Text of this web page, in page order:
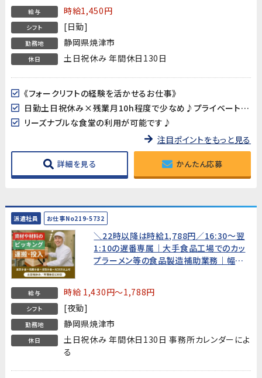
給与 時給1,450円
シフト [日勤]
勤務地 静岡県焼津市
休日 土日祝休み 年間休日130日
《フォークリフトの経験を活かせるお仕事》
日勤土日祝休み×残業月10h程度で少なめ♪プライベートの予定も立て易い!年間休日130日
リーズナブルな食堂の利用が可能です♪
注目ポイントをもっと見る
詳細を見る かんたん応募
派遣社員 お仕事No219-5732
＼22時以降は時給1,788円／16:30～翌
1:10の遅番専属｜大手食品工場でのカッ
プラーメン等の食品製造補助業務｜幅広
給与 時給 1,430円～1,788円
シフト [夜勤]
勤務地 静岡県焼津市
休日
土日祝休み 年間休日130日 事務所カレンダーによ
る